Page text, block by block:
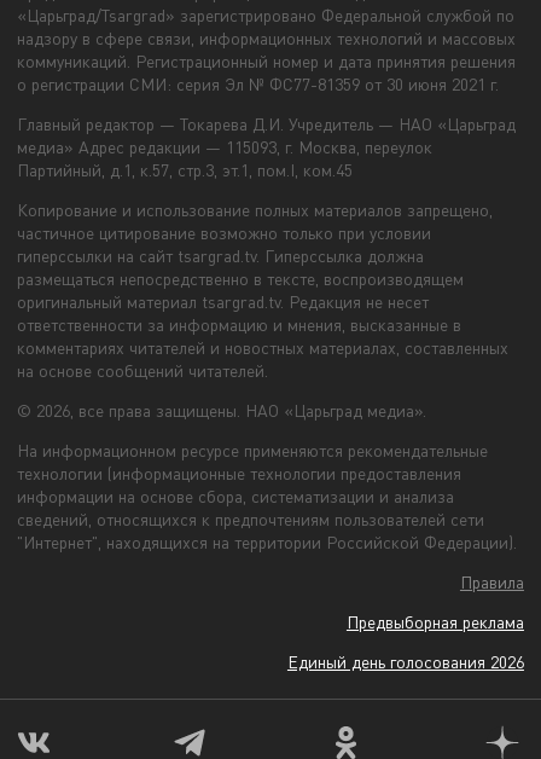
«Царьград/Tsargrad» зарегистрировано Федеральной службой по
надзору в сфере связи, информационных технологий и массовых
коммуникаций. Регистрационный номер и дата принятия решения
о регистрации СМИ: серия Эл № ФС77-81359 от 30 июня 2021 г.
Главный редактор — Токарева Д.И. Учредитель — НАО «Царьград
медиа» Адрес редакции — 115093, г. Москва, переулок
Партийный, д.1, к.57, стр.3, эт.1, пом.I, ком.45
Копирование и использование полных материалов запрещено,
частичное цитирование возможно только при условии
гиперссылки на сайт tsargrad.tv. Гиперссылка должна
размещаться непосредственно в тексте, воспроизводящем
оригинальный материал tsargrad.tv. Редакция не несет
ответственности за информацию и мнения, высказанные в
комментариях читателей и новостных материалах, составленных
на основе сообщений читателей.
© 2026, все права защищены. НАО «Царьград медиа».
На информационном ресурсе применяются рекомендательные
технологии (информационные технологии предоставления
информации на основе сбора, систематизации и анализа
сведений, относящихся к предпочтениям пользователей сети
"Интернет", находящихся на территории Российской Федерации).
Правила
Предвыборная реклама
Единый день голосования 2026